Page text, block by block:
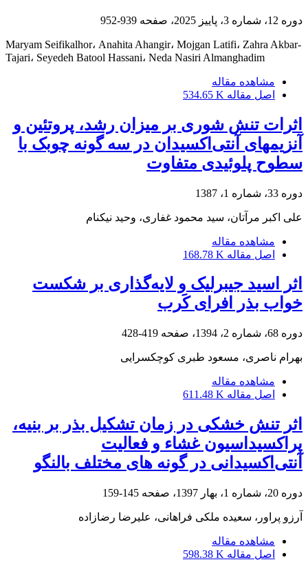
دوره 12، شماره 3، پاییز 2025، صفحه 939-952
Maryam Seifikalhor، Anahita Ahangir، Mojgan Latifi، Zahra Akbar-
Tajari، Seyedeh Batool Hassani، Neda Nasiri Almanghadim
مشاهده مقاله
اصل مقاله 534.65 K
اثرات تنش شوری بر میزان رشد، پروتئین و
آنزیمهای آنتی‌اکسیدان در سه گونه چوبک با
سطوح پلوئیدی متفاوت
دوره 33، شماره 1، 1387
علی اکبر مرآتان، سید محمود غفاری، وحید نیکنام
مشاهده مقاله
اصل مقاله 168.78 K
اثر اسید جیبرلیک و لایه‌گذاری بر شکست
خواب بذر افرای کَرب
دوره 68، شماره 2، 1394، صفحه 419-428
بهرام ناصری، مسعود طبری کوچکسرایی
مشاهده مقاله
اصل مقاله 611.48 K
اثر تنش خشکی در زمان تشکیل بذر بر بنیه،
پراکسیداسیون غشاء و فعالیت
آنتی‌اکسیدانی در گونه‏ های مختلف بالنگو
دوره 20، شماره 1، بهار 1397، صفحه 145-159
آرزو پراور، سعیده ملکی فراهانی، علیرضا رضازاده
مشاهده مقاله
اصل مقاله 598.38 K